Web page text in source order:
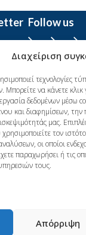
Διαχείριση
τεχνολογίες
να κάνετε κλικ
δεδομένων μέσω
και διαφημίσεων,
μας.
τον
οι οποίοι
παραχωρήσει ή τις
τους.
Απόρριψη
Follow us
Facebook YouTube